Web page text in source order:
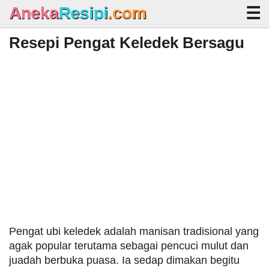
AnekaResipi.com
Resepi Pengat Keledek Bersagu
Pengat ubi keledek adalah manisan tradisional yang
agak popular terutama sebagai pencuci mulut dan
juadah berbuka puasa. Ia sedap dimakan begitu